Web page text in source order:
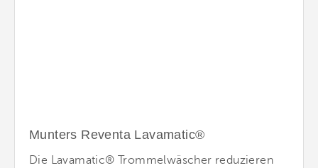
Munters Reventa Lavamatic®
Die Lavamatic® Trommelwäscher reduzieren